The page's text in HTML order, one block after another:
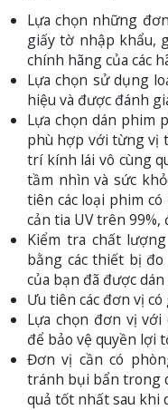
Lựa chọn những
giấy tờ nhập khẩu,
chính hãng của các
Lựa chọn sử dụng
hiệu và được đánh
Lựa chọn dán phim
phù hợp với từng vị
trí kính lái vô cùng
tầm nhìn và sức
tiên các loại phim
cản tia UV trên 99%,
Kiểm tra chất
bằng các thiết bị
của bạn đã được
Ưu tiên các đơn vị
Lựa chọn đơn vị với
để bảo vệ quyền lợi
Đơn vị cần có
tránh bụi bẩn trong
quả tốt nhất sau khi